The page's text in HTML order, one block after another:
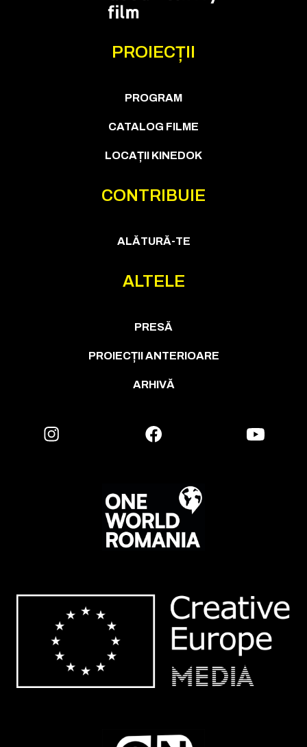
PROIECȚII
PROGRAM
CATALOG FILME
LOCAȚII KINEDOK
CONTRIBUIE
ALĂTURĂ-TE
ALTELE
PRESĂ
PROIECȚII ANTERIOARE
ARHIVĂ